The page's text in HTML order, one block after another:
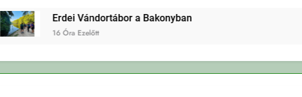
Erdei Vándortábor a Bakonyban
16 Óra Ezelőtt